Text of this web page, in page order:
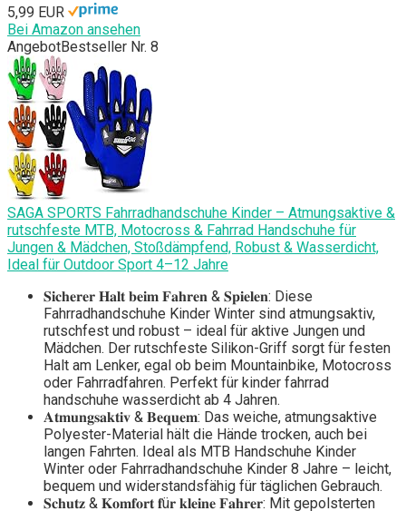
5,99 EUR
Bei Amazon ansehen
AngebotBestseller Nr. 8
SAGA SPORTS Fahrradhandschuhe Kinder – Atmungsaktive &
rutschfeste MTB, Motocross & Fahrrad Handschuhe für
Jungen & Mädchen, Stoßdämpfend, Robust & Wasserdicht,
Ideal für Outdoor Sport 4–12 Jahre
𝐒𝐢𝐜𝐡𝐞𝐫𝐞𝐫 𝐇𝐚𝐥𝐭 𝐛𝐞𝐢𝐦 𝐅𝐚𝐡𝐫𝐞𝐧 & 𝐒𝐩𝐢𝐞𝐥𝐞𝐧: Diese
Fahrradhandschuhe Kinder Winter sind atmungsaktiv,
rutschfest und robust – ideal für aktive Jungen und
Mädchen. Der rutschfeste Silikon-Griff sorgt für festen
Halt am Lenker, egal ob beim Mountainbike, Motocross
oder Fahrradfahren. Perfekt für kinder fahrrad
handschuhe wasserdicht ab 4 Jahren.
𝐀𝐭𝐦𝐮𝐧𝐠𝐬𝐚𝐤𝐭𝐢𝐯 & 𝐁𝐞𝐪𝐮𝐞𝐦: Das weiche, atmungsaktive
Polyester-Material hält die Hände trocken, auch bei
langen Fahrten. Ideal als MTB Handschuhe Kinder
Winter oder Fahrradhandschuhe Kinder 8 Jahre – leicht,
bequem und widerstandsfähig für täglichen Gebrauch.
𝐒𝐜𝐡𝐮𝐭𝐳 & 𝐊𝐨𝐦𝐟𝐨𝐫𝐭 𝐟ü𝐫 𝐤𝐥𝐞𝐢𝐧𝐞 𝐅𝐚𝐡𝐫𝐞𝐫: Mit gepolsterten